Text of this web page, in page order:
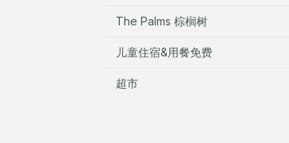
The Palms 棕榈树
儿童住宿&用餐免费
超市